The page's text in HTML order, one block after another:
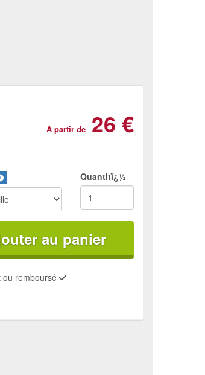
A partir de 26 €
Quantitï¿½
au panier
ou remboursé